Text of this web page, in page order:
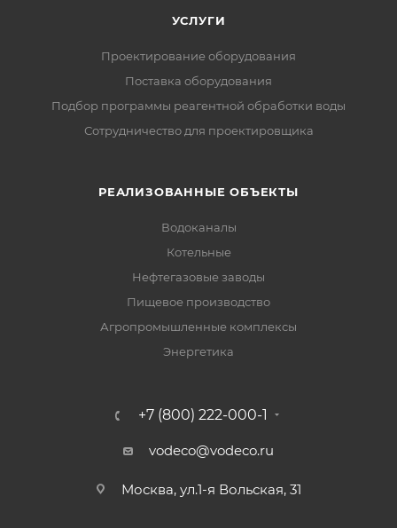
УСЛУГИ
Проектирование оборудования
Поставка оборудования
Подбор программы реагентной обработки воды
Сотрудничество для проектировщика
РЕАЛИЗОВАННЫЕ ОБЪЕКТЫ
Водоканалы
Котельные
Нефтегазовые заводы
Пищевое производство
Агропромышленные комплексы
Энергетика
+7 (800) 222-000-1
vodeco@vodeco.ru
Москва, ул.1-я Вольская, 31